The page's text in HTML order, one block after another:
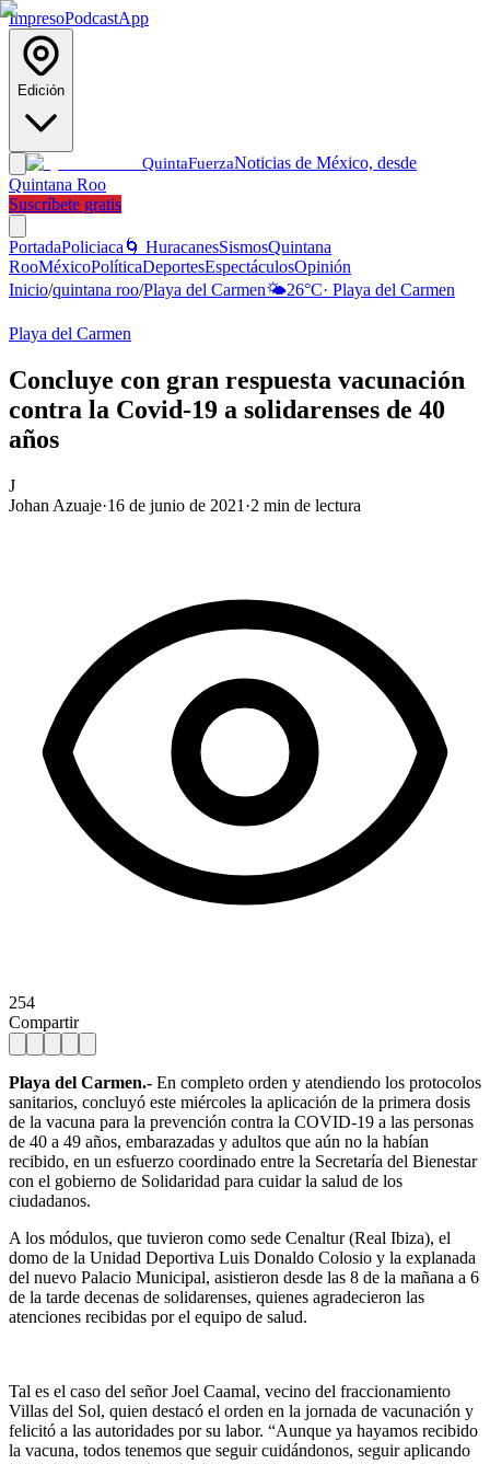
ImpresoPodcastApp
Edición
QuintaFuerzaNoticias de México, desde
Quintana Roo
Suscríbete gratis
PortadaPoliciaca 🌀 HuracanesSismosQuintana
RooMéxicoPolíticaDeportesEspectáculosOpinión
Inicio/quintana roo/Playa del Carmen🌤️26°C· Playa del Carmen
Playa del Carmen
Concluye con gran respuesta vacunación
contra la Covid-19 a solidarenses de 40
años
J
Johan Azuaje·16 de junio de 2021 ·2 min de lectura
254
Compartir
Playa del Carmen.- En completo orden y atendiendo los protocolos
sanitarios, concluyó este miércoles la aplicación de la primera dosis
de la vacuna para la prevención contra la COVID-19 a las personas
de 40 a 49 años, embarazadas y adultos que aún no la habían
recibido, en un esfuerzo coordinado entre la Secretaría del Bienestar
con el gobierno de Solidaridad para cuidar la salud de los
ciudadanos.
A los módulos, que tuvieron como sede Cenaltur (Real Ibiza), el
domo de la Unidad Deportiva Luis Donaldo Colosio y la explanada
del nuevo Palacio Municipal, asistieron desde las 8 de la mañana a 6
de la tarde decenas de solidarenses, quienes agradecieron las
atenciones recibidas por el equipo de salud.
Tal es el caso del señor Joel Caamal, vecino del fraccionamiento
Villas del Sol, quien destacó el orden en la jornada de vacunación y
felicitó a las autoridades por su labor. “Aunque ya hayamos recibido
la vacuna, todos tenemos que seguir cuidándonos, seguir aplicando